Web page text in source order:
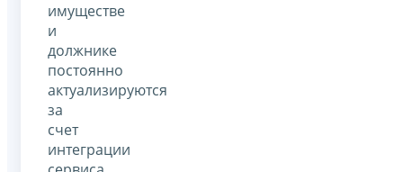
имуществе
и
должнике
постоянно
актуализируются
за
счет
интеграции